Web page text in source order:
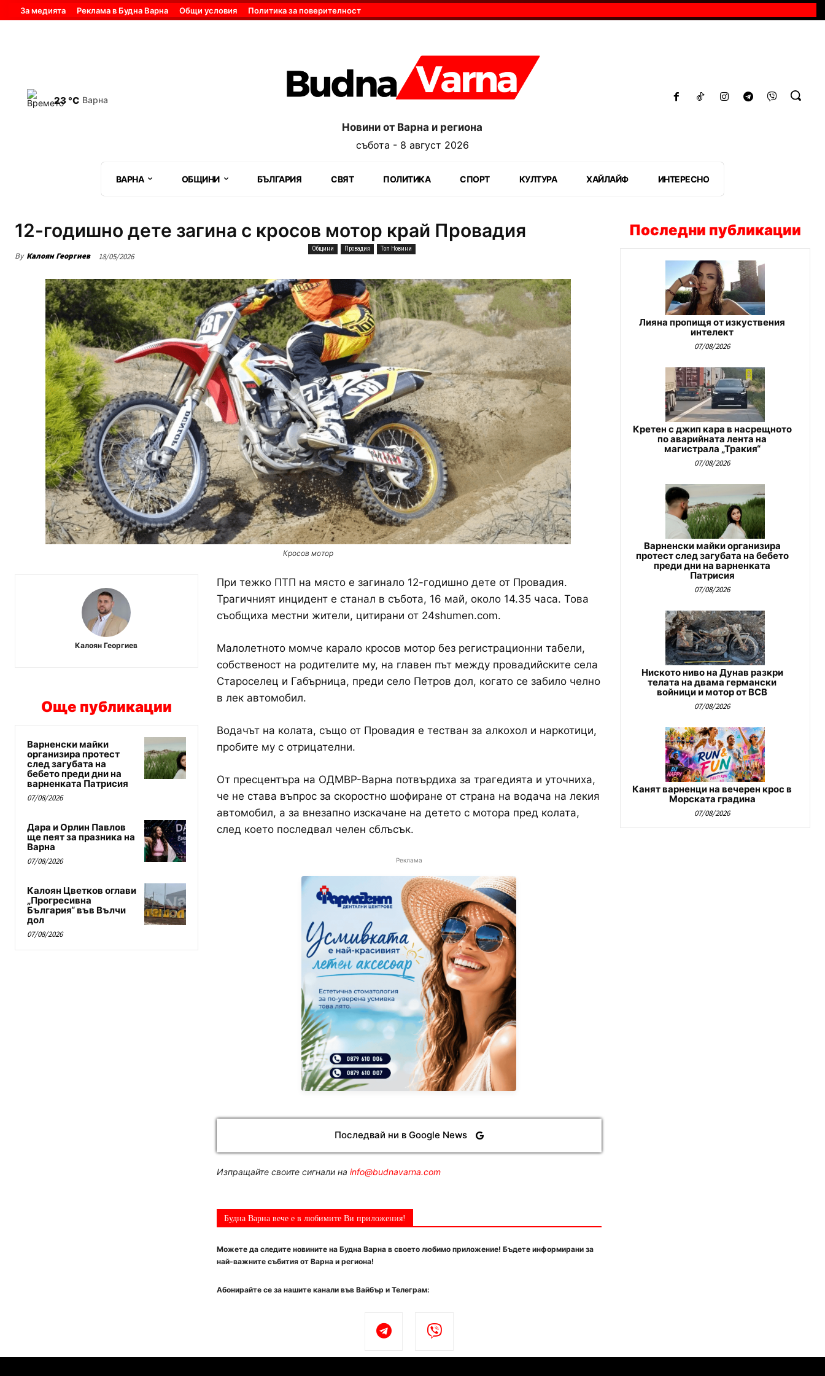
За медията Реклама в Будна Варна Общи условия Политика за поверителност
23 °C Варна
Новини от Варна и региона
събота - 8 август 2026
ВАРНА ОБЩИНИ БЪЛГАРИЯ СВЯТ ПОЛИТИКА СПОРТ КУЛТУРА ХАЙЛАЙФ ИНТЕРЕСНО
12-годишно дете загина с кросов мотор край Провадия
By Калоян Георгиев 18/05/2026
Общини Провадия Топ Новини
Кросов мотор
Калоян Георгиев
Още публикации
Варненски майки
организира протест
след загубата на
бебето преди дни на
варненката Патрисия
07/08/2026
Дара и Орлин Павлов
ще пеят за празника на
Варна
07/08/2026
Калоян Цветков оглави
„Прогресивна
България“ във Вълчи
дол
07/08/2026
При тежко ПТП на място е загинало 12-годишно дете от Провадия.
Трагичният инцидент е станал в събота, 16 май, около 14.35 часа. Това
съобщиха местни жители, цитирани от 24shumen.com.
Малолетното момче карало кросов мотор без регистрационни табели,
собственост на родителите му, на главен път между провадийските села
Староселец и Габърница, преди село Петров дол, когато се забило челно
в лек автомобил.
Водачът на колата, също от Провадия е тестван за алкохол и наркотици,
пробите му с отрицателни.
От пресцентъра на ОДМВР-Варна потвърдиха за трагедията и уточниха,
че не става въпрос за скоростно шофиране от страна на водача на лекия
автомобил, а за внезапно изскачане на детето с мотора пред колата,
след което последвал челен сблъсък.
Реклама
Последвай ни в Google News
Изпращайте своите сигнали на info@budnavarna.com
Будна Варна вече е в любимите Ви приложения!
Можете да следите новините на Будна Варна в своето любимо приложение! Бъдете информирани за
най-важните събития от Варна и региона!
Абонирайте се за нашите канали във Вайбър и Телеграм:
Последни публикации
Лияна пропищя от изкуствения
интелект
07/08/2026
Кретен с джип кара в насрещното
по аварийната лента на
магистрала „Тракия“
07/08/2026
Варненски майки организира
протест след загубата на бебето
преди дни на варненката
Патрисия
07/08/2026
Ниското ниво на Дунав разкри
телата на двама германски
войници и мотор от ВСВ
07/08/2026
Канят варненци на вечерен крос в
Морската градина
07/08/2026